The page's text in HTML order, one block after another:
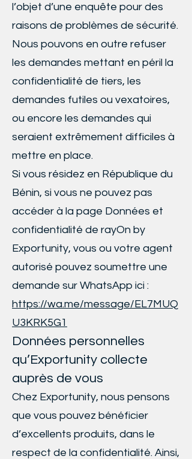
l’objet d’une enquête pour des
raisons de problèmes de sécurité.
Nous pouvons en outre refuser
les demandes mettant en péril la
confidentialité de tiers, les
demandes futiles ou vexatoires,
ou encore les demandes qui
seraient extrêmement difficiles à
mettre en place.
Si vous résidez en République du
Bénin, si vous ne pouvez pas
accéder à la page Données et
confidentialité de rayOn by
Exportunity, vous ou votre agent
autorisé pouvez soumettre une
demande sur WhatsApp ici :
https://wa.me/message/EL7MUQ
U3KRK5G1
Données personnelles
qu’Exportunity collecte
auprès de vous
Chez Exportunity, nous pensons
que vous pouvez bénéficier
d’excellents produits, dans le
respect de la confidentialité. Ainsi,